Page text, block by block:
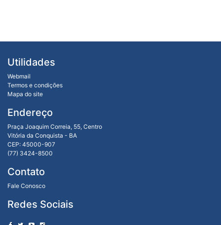
Utilidades
Webmail
Termos e condições
Mapa do site
Endereço
Praça Joaquim Correia, 55, Centro
Vitória da Conquista - BA
CEP: 45000-907
(77) 3424-8500
Contato
Fale Conosco
Redes Sociais